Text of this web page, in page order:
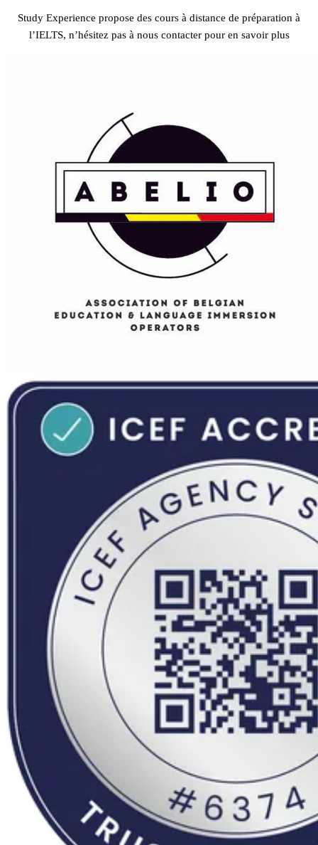
Study Experience propose des cours à distance de préparation à
l’IELTS, n’hésitez pas à nous contacter pour en savoir plus